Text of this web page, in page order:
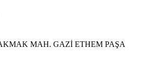
MAH. GAZİ ETHEM PAŞA